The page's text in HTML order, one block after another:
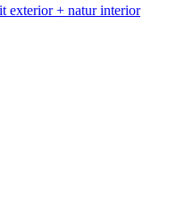
exterior + natur interior